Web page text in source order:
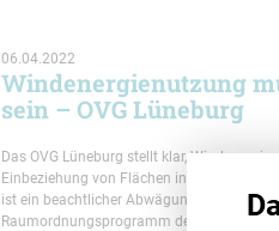
06.04.2022
Windenergienutzung
sein – OVG Lüneburg
Das OVG Lüneburg stellt klar,
Einbeziehung von Flächen in ein
ist ein beachtlicher Abwägungsfehler. Das
Raumordnungsprogramm des Landkreises